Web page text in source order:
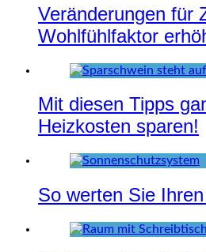
Veränderungen für
Wohlfühlfaktor
Mit diesen Tipps
Heizkosten sparen!
So werten Sie